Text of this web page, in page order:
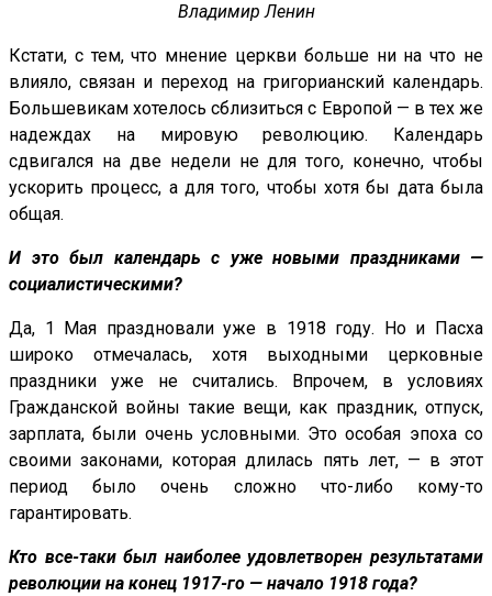
Владимир Ленин
Кстати, с тем, что мнение церкви больше ни на что не
влияло, связан и переход на григорианский календарь.
Большевикам хотелось сблизиться с Европой — в тех же
надеждах на мировую революцию. Календарь
сдвигался на две недели не для того, конечно, чтобы
ускорить процесс, а для того, чтобы хотя бы дата была
общая.
И это был календарь с уже новыми праздниками —
социалистическими?
Да, 1 Мая праздновали уже в 1918 году. Но и Пасха
широко отмечалась, хотя выходными церковные
праздники уже не считались. Впрочем, в условиях
Гражданской войны такие вещи, как праздник, отпуск,
зарплата, были очень условными. Это особая эпоха со
своими законами, которая длилась пять лет, — в этот
период было очень сложно что-либо кому-то
гарантировать.
Кто все-таки был наиболее удовлетворен результатами
революции на конец 1917-го — начало 1918 года?